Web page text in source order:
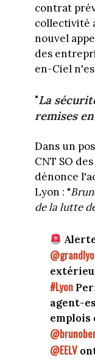
contrat
collectivité
nouvel
des
en-Ciel
"La
remises
Dans un
CNT SO
dénonce
Lyon : "
de la lutte
#Lyon
agent-
emplois
@EELV